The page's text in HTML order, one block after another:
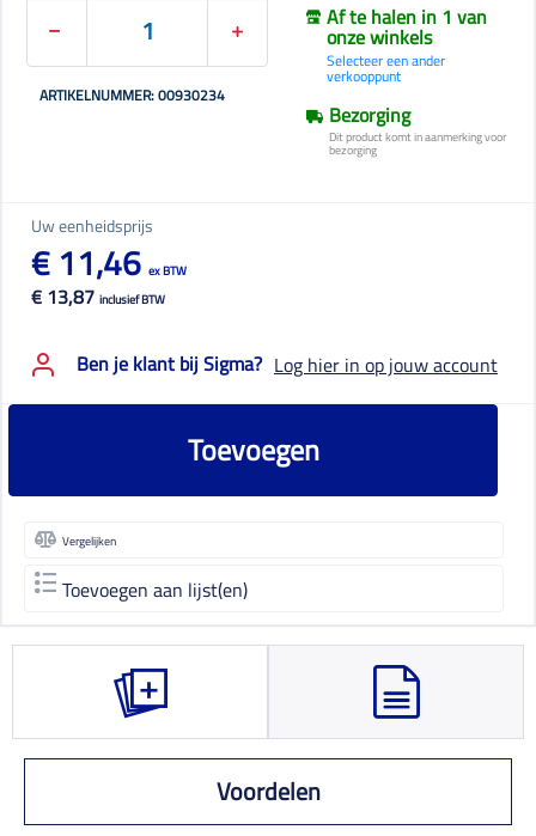
ARTIKELNUMMER: 00930234
Af te halen in 1 van
onze winkels
Selecteer een ander
verkooppunt
Bezorging
Dit product komt in aanmerking voor
bezorging
Uw eenheidsprijs
€ 13,87 inclusief BTW
€ 11,46 ex BTW
Ben je klant bij Sigma? Log hier in op jouw account
Toevoegen
Vergelijken
Toevoegen aan lijst(en)
Voordelen